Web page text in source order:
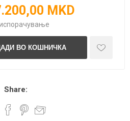
MKD
Share: